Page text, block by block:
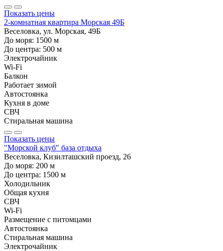
Показать цены
2-комнатная квартира Морская 49Б
Веселовка, ул. Морская, 49Б
До моря: 1500 м
До центра: 500 м
Электрочайник
Wi-Fi
Балкон
Работает зимой
Автостоянка
Кухня в доме
СВЧ
Стиральная машина
Показать цены
"Морской клуб" база отдыха
Веселовка, Кизилташский проезд, 26
До моря: 200 м
До центра: 1500 м
Холодильник
Общая кухня
СВЧ
Wi-Fi
Размещение с питомцами
Автостоянка
Стиральная машина
Электрочайник